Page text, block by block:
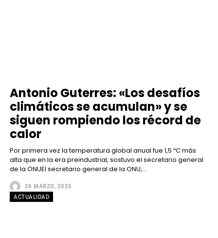
Antonio Guterres: «Los desafíos
climáticos se acumulan» y se
siguen rompiendo los récord de
calor
Por primera vez la temperatura global anual fue 1,5 ºC más
alta que en la era preindustrial, sostuvo el secretario general
de la ONUEl secretario general de la ONU,...
26 MARZO, 2025
ACTUALIDAD